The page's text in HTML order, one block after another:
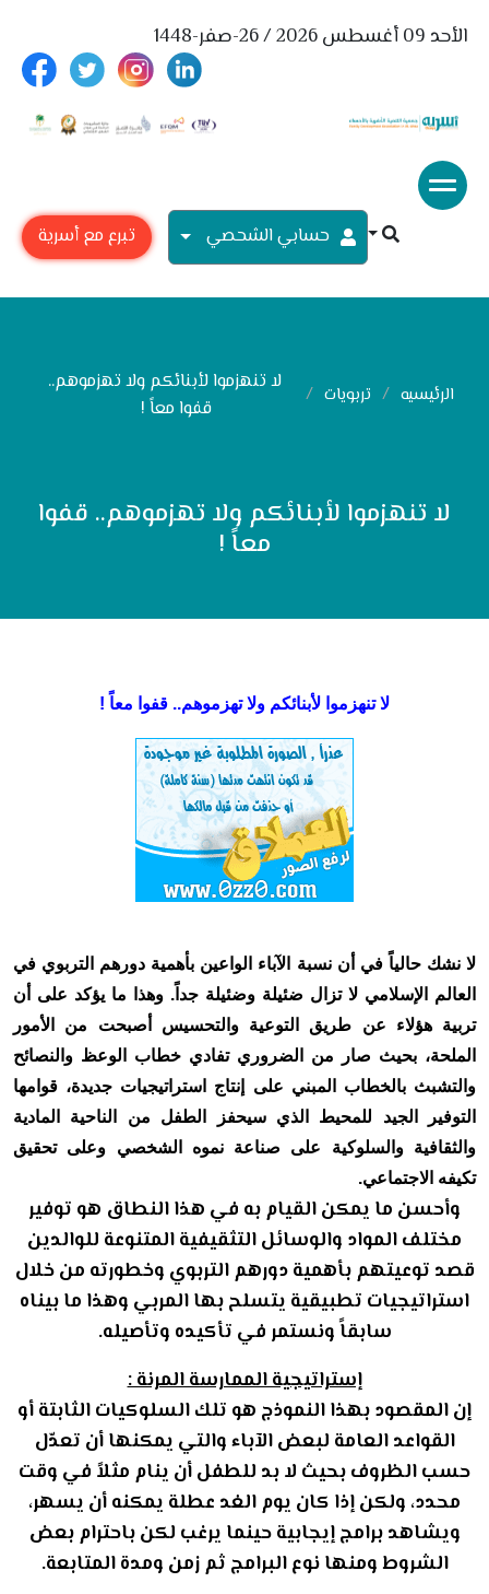
الأحد 09 أغسطس 2026 / 26-صفر-1448
حسابي الشحصي تبرع مع أسرية
الرئيسيه تربويات
لا تنهزموا لأبنائكم ولا تهزموهم..
قفوا معاً !
لا تنهزموا لأبنائكم ولا تهزموهم.. قفوا
معاً !
لا تنهزموا لأبنائكم ولا تهزموهم.. قفوا معاً !
لا نشك حالياً في أن نسبة الآباء الواعين بأهمية دورهم التربوي في
العالم الإسلامي لا تزال ضئيلة وضئيلة جداً. وهذا ما يؤكد على أن
تربية هؤلاء عن طريق التوعية والتحسيس أصبحت من الأمور
الملحة، بحيث صار من الضروري تفادي خطاب الوعظ والنصائح
والتشبث بالخطاب المبني على إنتاج استراتيجيات جديدة، قوامها
التوفير الجيد للمحيط الذي سيحفز الطفل من الناحية المادية
والثقافية والسلوكية على صناعة نموه الشخصي وعلى تحقيق
تكيفه الاجتماعي.
وأحسن ما يمكن القيام به في هذا النطاق هو توفير
مختلف المواد والوسائل التثقيفية المتنوعة للوالدين
قصد توعيتهم بأهمية دورهم التربوي وخطورته من خلال
استراتيجيات تطبيقية يتسلح بها المربي وهذا ما بيناه
سابقاً ونستمر في تأكيده وتأصيله.
إستراتيجية الممارسة المرنة :
إن المقصود بهذا النموذج هو تلك السلوكيات الثابتة أو
القواعد العامة لبعض الآباء والتي يمكنها أن تعدّل
حسب الظروف بحيث لا بد للطفل أن ينام مثلاً في وقت
محدد، ولكن إذا كان يوم الغد عطلة يمكنه أن يسهر،
ويشاهد برامج إيجابية حينما يرغب لكن باحترام بعض
الشروط ومنها نوع البرامج ثم زمن ومدة المتابعة.